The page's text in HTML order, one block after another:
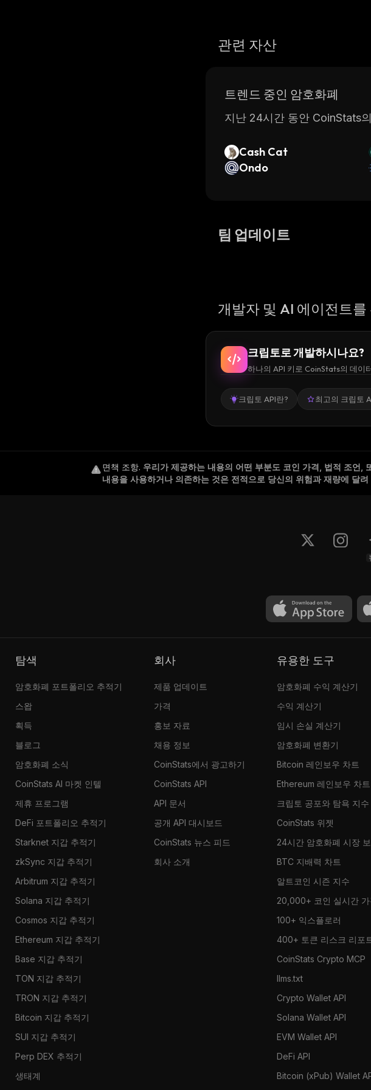
관련 자산
트렌드 중인 암호화폐
지난 24시간 동안 CoinStats
Cash Cat
Ondo
팀 업데이트
개발자 및 AI 에이전트를
크립토로 개발하시나요?
하나의 API 키로 CoinStats의 데이
크립토 API란? 최고의 크립토
면책 조항. 우리가 제공하는 내용의 어떤 부분도 코인 가격, 법적 조언,
내용을 사용하거나 의존하는 것은 전적으로 당신의 위험과 재량에 달려
탐색
암호화폐 포트폴리오 추적기
스왑
획득
블로그
암호화폐 소식
CoinStats AI 마켓 인텔
제휴 프로그램
DeFi 포트폴리오 추적기
Starknet 지갑 추적기
zkSync 지갑 추적기
Arbitrum 지갑 추적기
Solana 지갑 추적기
Cosmos 지갑 추적기
Ethereum 지갑 추적기
Base 지갑 추적기
TON 지갑 추적기
TRON 지갑 추적기
Bitcoin 지갑 추적기
SUI 지갑 추적기
Perp DEX 추적기
생태계
회사
제품 업데이트
가격
홍보 자료
채용 정보
CoinStats에서 광고하기
CoinStats API
API 문서
공개 API 대시보드
CoinStats 뉴스 피드
회사 소개
유용한 도구
암호화폐 수익 계산기
수익 계산기
임시 손실 계산기
암호화폐 변환기
Bitcoin 레인보우 차트
Ethereum 레인보우 차트
크립토 공포와 탐욕 지수
CoinStats 위젯
24시간 암호화폐 시장
BTC 지배력 차트
알트코인 시즌 지수
20,000+ 코인 실시간 가
100+ 익스플로러
400+ 토큰 리스크 리포
CoinStats Crypto MCP
llms.txt
Crypto Wallet API
Solana Wallet API
EVM Wallet API
DeFi API
Bitcoin (xPub) Wallet